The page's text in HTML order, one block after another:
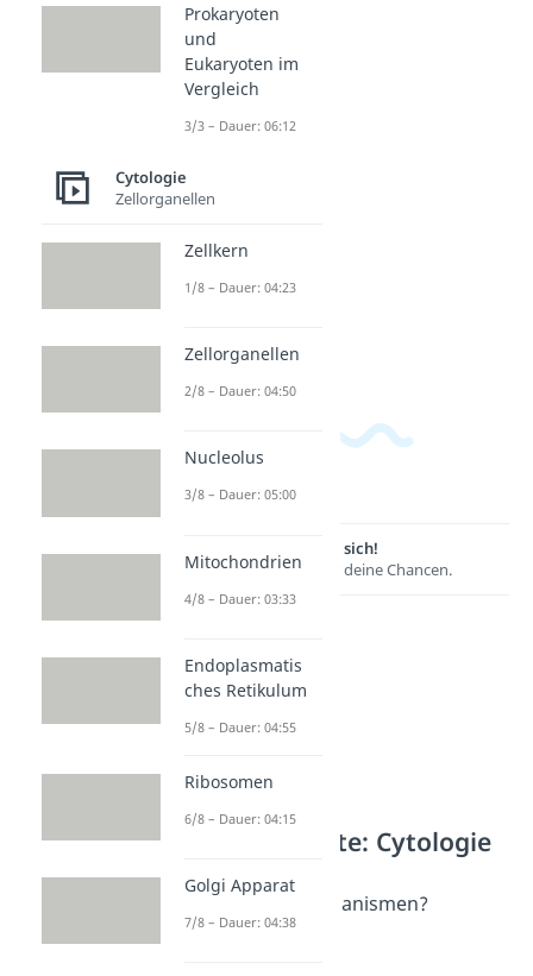
he
Immuna
bwehr
Lernen lohnt sich!
Entdecke hier deine Chancen.
Weitere Inhalte: Cytologie
Mikroorganismen
Was sind Mikroorganismen?
Dauer: 03:14
Prokaryoten
und
Eukaryoten im
Vergleich
3/3 – Dauer: 06:12
Cytologie
Zellorganellen
Zellkern
1/8 – Dauer: 04:23
Zellorganellen
2/8 – Dauer: 04:50
Nucleolus
3/8 – Dauer: 05:00
Mitochondrien
4/8 – Dauer: 03:33
Endoplasmatis
ches Retikulum
5/8 – Dauer: 04:55
Ribosomen
6/8 – Dauer: 04:15
Golgi Apparat
7/8 – Dauer: 04:38